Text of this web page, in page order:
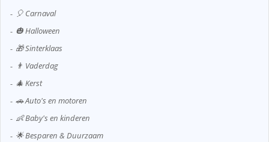
🎈 Carnaval
🎃 Halloween
🎁 Sinterklaas
👨 Vaderdag
🎄 Kerst
🚗 Auto's en motoren
👶 Baby's en kinderen
🌟 Besparen & Duurzaam